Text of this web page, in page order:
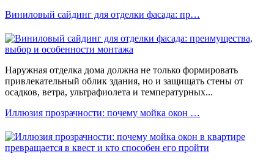
Виниловый сайдинг для отделки фасада: пр…
Наружная отделка дома должна не только формировать
привлекательный облик здания, но и защищать стены от
осадков, ветра, ультрафиолета и температурных...
Иллюзия прозрачности: почему мойка окон …